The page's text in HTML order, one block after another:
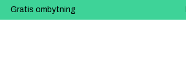
Gratis ombytning